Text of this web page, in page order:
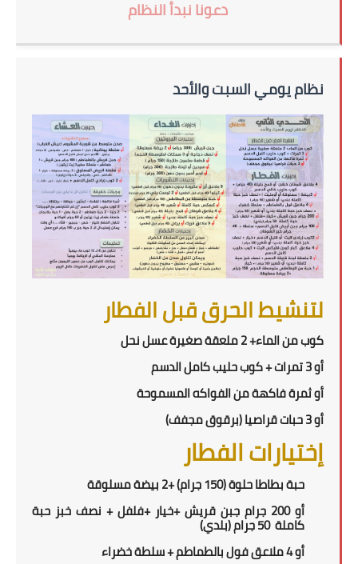
دعونا نبدأ النظام
نظام يومي السبت والأحد
لتنشيط الحرق قبل الفطار
كوب من الماء+ 2 ملعقة صغيرة عسل نحل
أو 3 تمرات + كوب حليب كامل الدسم
أو ثمرة فاكهة من الفواكه المسموحة
أو 3 حبات قراصيا (برقوق مجفف)
إختيارات الفطار
حبة بطاطا حلوة (150 جرام) +2 بيضة مسلوقة
أو200 جرام جبن قريش +خيار +فلفل+ نصف خبز حبة
كاملة50جرام (بلدي)
أو4 ملاعق فول بالطماطم + سلطة خضراء